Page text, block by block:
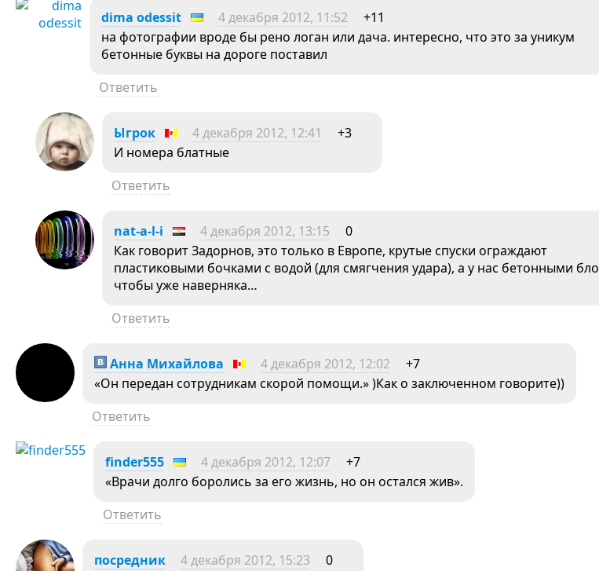
dima odessit 4 декабря 2012, 11:52
+11
на фотографии вроде бы рено логан или дача. интересно, что это за уникум
бетонные буквы на дороге поставил
Ответить
Ыгрок 4 декабря 2012, 12:41
+3
И номера блатные
Ответить
nat-a-l-i 4 декабря 2012, 13:15
0
Как говорит Задорнов, это только в Европе, крутые спуски ограждают
пластиковыми бочками с водой (для смягчения удара), а у нас бетонными
чтобы уже наверняка…
Ответить
Анна Михайлова 4 декабря 2012, 12:02
+7
«Он передан сотрудникам скорой помощи.» )Как о заключенном говорите))
Ответить
finder555 4 декабря 2012, 12:07
+7
«Врачи долго боролись за его жизнь, но он остался жив».
Ответить
посредник 4 декабря 2012, 15:23
0